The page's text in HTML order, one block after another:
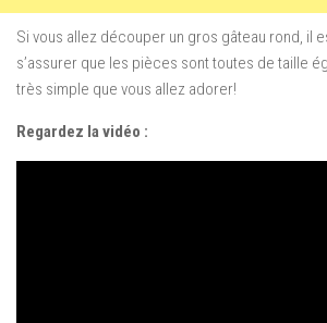
Si vous allez découper un gros gâteau rond, il
s’assurer que les pièces sont toutes de taille
très simple que vous allez adorer!
Regardez la vidéo :